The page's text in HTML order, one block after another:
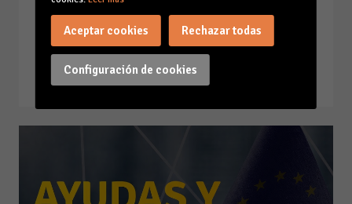
EFICIENCIA ENERGÉTICA
(INNOVAE)
23-07-26
Leer la noticia
Configuración de cookies
Aceptar cookies Rechazar todas